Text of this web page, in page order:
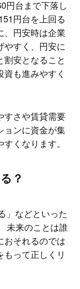
円台まで下落し
円台を上回る
、円安時は企業
やすく、円安に
安となること
も進みやすく
すさや賃貸需要
ョンに資金が集
くなります。
？
」などといった
未来のことは誰
おそれるのでは
って正しくリ